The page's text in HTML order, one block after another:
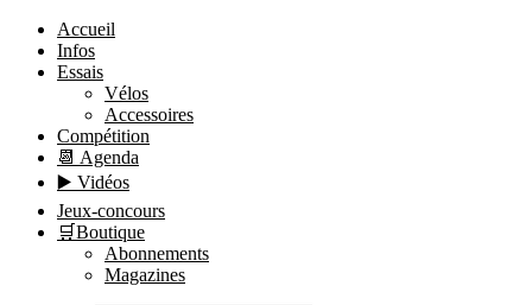
Accueil
Infos
Essais
Vélos
Accessoires
Compétition
📆 Agenda
▶️ Vidéos
Jeux-concours
🛒Boutique
Abonnements
Magazines